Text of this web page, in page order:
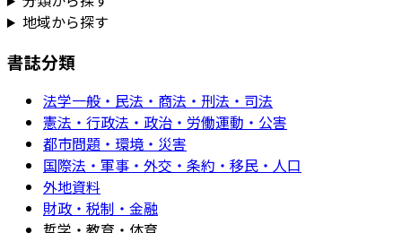
地域から探す
書誌分類
法学一般・民法・商法・刑法・司法
憲法・行政法・政治・労働運動・公害
都市問題・環境・災害
国際法・軍事・外交・条約・移民・人口
外地資料
財政・税制・金融